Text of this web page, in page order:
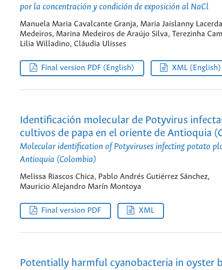
por la concentración y condición de exposición al NaCl
Manuela Maria Cavalcante Granja, Maria Jaislanny
Medeiros, Marina Medeiros de Araújo Silva, Terezinha
Lilia Willadino, Cláudia Ulisses
Final version PDF (English) XML (English)
Identificación molecular de Potyvirus
cultivos de papa en el oriente de Antioquia
Molecular identification of Potyviruses infecting potato
Antioquia (Colombia)
Melissa Riascos Chica, Pablo Andrés Gutiérrez Sánchez,
Mauricio Alejandro Marín Montoya
Final version PDF XML
Potentially harmful cyanobacteria in oyster